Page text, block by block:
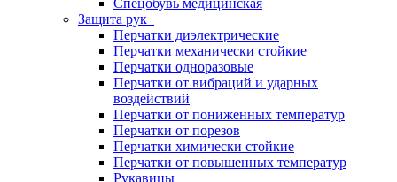
Спецобувь медицинская
Защита рук
Перчатки диэлектрические
Перчатки механически стойкие
Перчатки одноразовые
Перчатки от вибраций и ударных
воздействий
Перчатки от пониженных температур
Перчатки от порезов
Перчатки химически стойкие
Перчатки от повышенных температур
Рукавицы